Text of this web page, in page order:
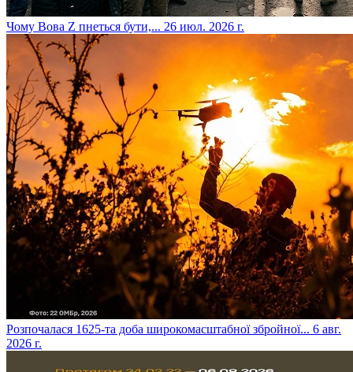
​Чому Вова Z пнеться бути,... 26 июл. 2026 г.
​Розпочалася 1625-та доба широкомасштабної збройної... 6 авг.
2026 г.